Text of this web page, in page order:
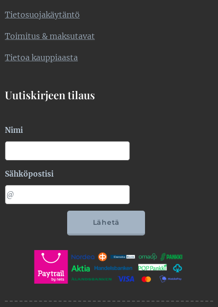
Tietosuojakäytäntö
Toimitus & maksutavat
Tietoa kauppiaasta
Uutiskirjeen tilaus
Nimi
Sähköpostisi
Lähetä